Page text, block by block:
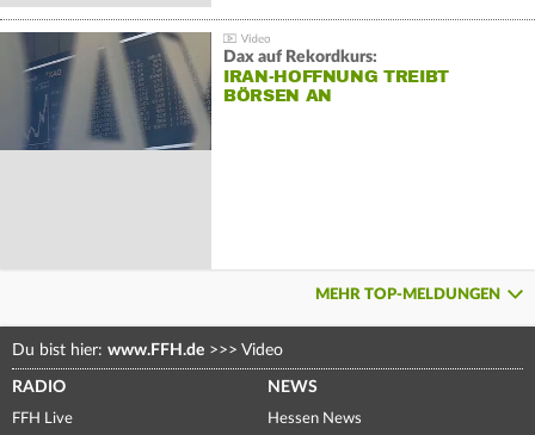
Dax auf Rekordkurs:
IRAN-HOFFNUNG TREIBT
BÖRSEN AN
MEHR TOP-MELDUNGEN
Du bist hier: www.FFH.de >>> Video
RADIO
FFH Live
NEWS
Hessen News